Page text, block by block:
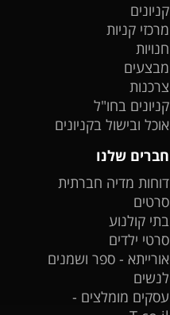
קניונים
מרכזי קניות
חנויות
מבצעים
צרכנות
קניונים בחו"ל
אוכל ובישול בקניונים
חברים שלנו
דוחות מדיה חברתית
סרטים
בתי קולנוע
סרטי ילדים
אורייתא - ספר ושמנים
לנשים
עסקים מומלצים -